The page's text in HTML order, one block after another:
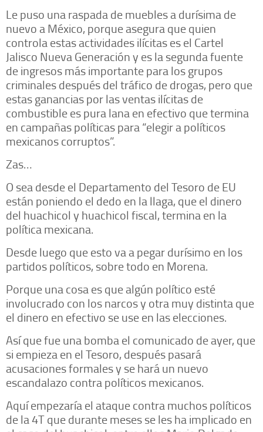
Le puso una raspada de muebles a durísima de
nuevo a México, porque asegura que quien
controla estas actividades ilícitas es el Cartel
Jalisco Nueva Generación y es la segunda fuente
de ingresos más importante para los grupos
criminales después del tráfico de drogas, pero que
estas ganancias por las ventas ilícitas de
combustible es pura lana en efectivo que termina
en campañas políticas para “elegir a políticos
mexicanos corruptos”.
Zas…
O sea desde el Departamento del Tesoro de EU
están poniendo el dedo en la llaga, que el dinero
del huachicol y huachicol fiscal, termina en la
política mexicana.
Desde luego que esto va a pegar durísimo en los
partidos políticos, sobre todo en Morena.
Porque una cosa es que algún político esté
involucrado con los narcos y otra muy distinta que
el dinero en efectivo se use en las elecciones.
Así que fue una bomba el comunicado de ayer, que
si empieza en el Tesoro, después pasará
acusaciones formales y se hará un nuevo
escandalazo contra políticos mexicanos.
Aquí empezaría el ataque contra muchos políticos
de la 4T que durante meses se les ha implicado en